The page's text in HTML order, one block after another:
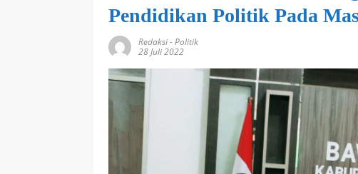
Pendidikan Politik Pada
Redaksi-Politik
28 Juli 2022